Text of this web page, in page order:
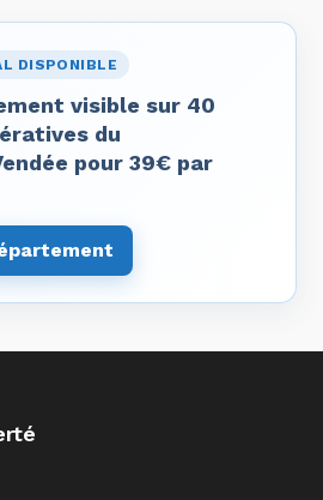
DISPONIBLE
visible sur 40
du
pour 39€ par